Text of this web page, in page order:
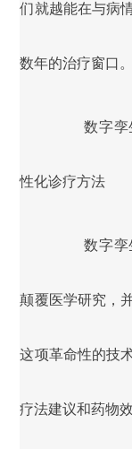
们就越能在与病
数年的治疗窗口。
数字孪
性化诊疗方法
数字孪
颠覆医学研究，
这项革命性的技
疗法建议和药物